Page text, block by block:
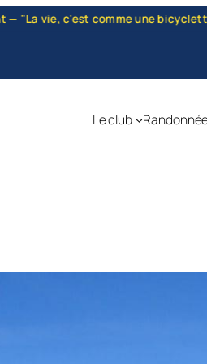
il faut avancer pour ne
Le club